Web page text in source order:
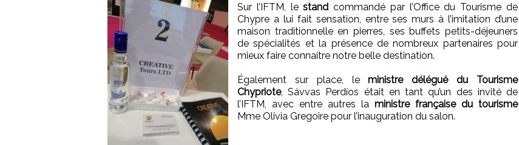
Sur l’IFTM, lestand commandé par l’Office du Tourisme de
Chypre a lui fait sensation, entre ses murs à l’imitation d’une
maison traditionnelle en pierres, ses buffets petits-déjeuners
de spécialités et la présence de nombreux partenaires pour
mieux faire connaitre notre belle destination.
Également sur place, leministre délégué du Tourisme
Chypriote, Sávvas Perdíos était en tant qu’un des invité de
l’IFTM, avec entre autres la ministre française du tourisme
Mme Olivia Gregoire pour l’inauguration du salon.